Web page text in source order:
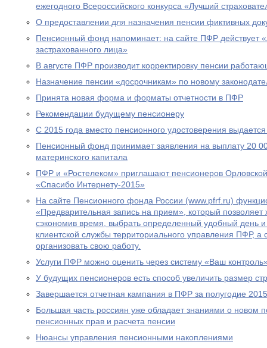
ежегодного Всероссийского конкурса «Лучший
О предоставлении для назначения пенсии фиктивных
Пенсионный фонд напоминает: на сайте ПФР действует
застрахованного лица»
В августе ПФР производит корректировку пенсии
Назначение пенсии «досрочникам» по новому
Принята новая форма и форматы отчетности в ПФР
Рекомендации будущему пенсионеру
С 2015 года вместо пенсионного удостоверения выдается
Пенсионный фонд принимает заявления на выплату 20
материнского капитала
ПФР и «Ростелеком» приглашают пенсионеров Орловской
«Спасибо Интернету-2015»
На сайте Пенсионного фонда России (www.pfrf.ru)
«Предварительная запись на прием», который
сэкономив время, выбрать определенный удобный день
клиентской службы территориального управления ПФР,
организовать свою работу.
Услуги ПФР можно оценить через систему «Ваш
У будущих пенсионеров есть способ увеличить размер
Завершается отчетная кампания в ПФР за полугодие
Большая часть россиян уже обладает знаниями о новом
пенсионных прав и расчета пенсии
Нюансы управления пенсионными накоплениями